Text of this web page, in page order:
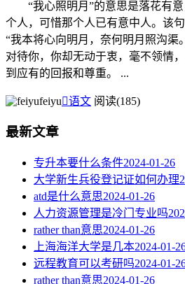
“我心照明月”的意思是落花有意
个人，可惜那个人已有意中人。该
“我本将心向明月，奈何明月照沟渠
对待你，你却无动于衷，毫不领情
到应有的回报和尊重。 ...
feiyu语文 阅读(185)
最新文章
专升本要什么条件2024-01-26
大学新生兵役登记证如何办理
atd是什么意思2024-01-26
人力资源管理是冷门专业吗
rather than意思2024-01-26
上海海洋大学是几本2024-01-
远程教育可以考研吗2024-01-
rather than意思2024-01-26